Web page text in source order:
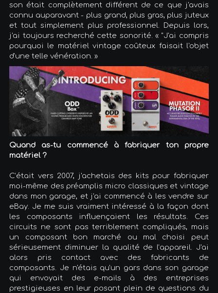
son était complètement différent de ce que j'avais
connu auparavant - plus grand, plus gras, plus juteux
et tout simplement plus professionnel. Depuis lors,
j'ai toujours recherché cette sonorité. « "J'ai compris
pourquoi le matériel vintage coûteux faisait l'objet
d'une telle vénération. »
Quand as-tu commencé à fabriquer ton propre
matériel ?
C’était vers 2007, j'achetais des kits pour fabriquer
moi-même des préamplis micro classiques et vintage
dans mon garage, et j'ai commencé à les vendre sur
eBay. Je me suis vraiment intéressé à la façon dont
les composants influençaient les résultats. Ces
circuits ne sont pas terriblement compliqués, mais
un composant bon marché ou mal choisi peut
sérieusement diminuer la qualité de l’appareil. J'ai
alors pris contact avec des fabricants de
composants. Je n'étais qu'un gars dans son garage
qui envoyait des e-mails à des entreprises
prestigieuses en leur posant plein de questions du